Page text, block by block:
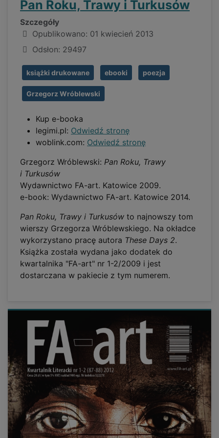
Pan Roku, Trawy i Turkusów
Szczegóły
Opublikowano: 01 kwiecień 2013
Odsłon: 29497
książki drukowane ebooki poezja
Grzegorz Wróblewski
Kup e-booka
legimi.pl: Odwiedź stronę
woblink.com: Odwiedź stronę
Grzegorz Wróblewski: Pan Roku, Trawy
i Turkusów
Wydawnictwo FA-art. Katowice 2009.
e-book: Wydawnictwo FA-art. Katowice 2014.
Pan Roku, Trawy i Turkusów to najnowszy tom
wierszy Grzegorza Wróblewskiego. Na okładce
wykorzystano pracę autora These Days 2.
Książka została wydana jako dodatek do
kwartalnika "FA-art" nr 1-2/2009 i jest
dostarczana w pakiecie z tym numerem.